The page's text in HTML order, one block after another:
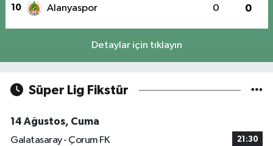
10 Alanyaspor 0 0
Detaylar için tıklayın
Süper Lig Fikstür
14 Ağustos, Cuma
Galatasaray - Çorum FK
21:30